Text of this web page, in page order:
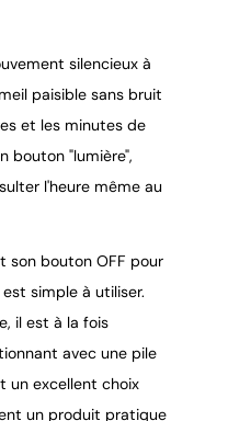
silencieux à
paisible sans bruit
et les minutes de
bouton "lumière",
l'heure même au
son bouton OFF pour
simple à utiliser.
il est à la fois
avec une pile
un excellent choix
un produit pratique